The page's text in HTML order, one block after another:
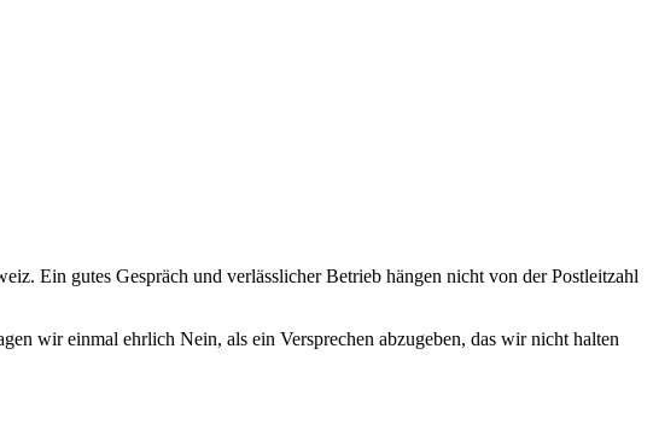
Ein gutes Gespräch und verlässlicher Betrieb hängen nicht von der Postleitzahl
wir einmal ehrlich Nein, als ein Versprechen abzugeben, das wir nicht halten